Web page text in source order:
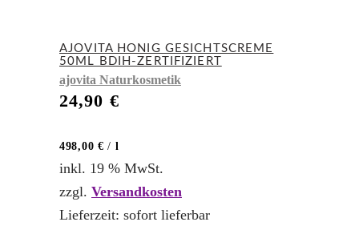
AJOVITA HONIG GESICHTSCREME
50ML BDIH-ZERTIFIZIERT
ajovita Naturkosmetik
24,90 €
498,00 € / l
inkl. 19 % MwSt.
zzgl. Versandkosten
Lieferzeit: sofort lieferbar